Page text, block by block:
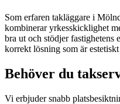
Som erfaren takläggare i
kombinerar yrkesskicklighet
bra ut och stödjer
korrekt lösning som är
Behöver du
Vi erbjuder snabb